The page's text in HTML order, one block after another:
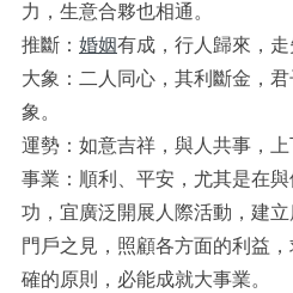
力，生意合夥也相通。
推斷： 婚姻有成，行人歸來，走
大象：二人同心，其利斷金，
象。
運勢：如意吉祥，與人共事，上
事業：順利、平安，尤其是在
功，宜廣泛開展人際活動，建
門戶之見，照顧各方面的利益
確的原則，必能成就大事業。